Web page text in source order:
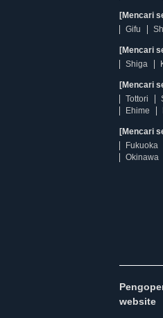
[Mencari
Gifu
[Mencari
Shiga
[Mencari
Tottori
Ehime
[Mencari
Fukuoka
Okinawa
website